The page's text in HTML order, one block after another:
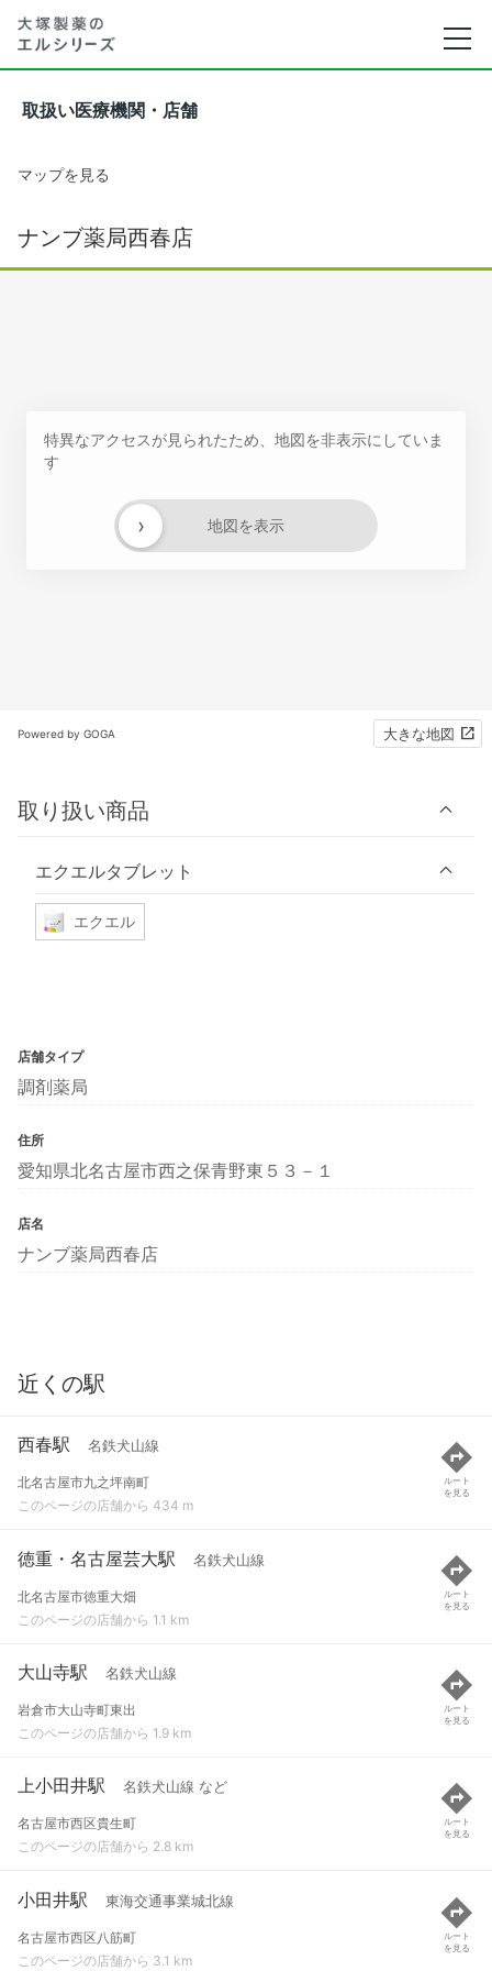
取扱い医療機関・店舗
マップを見る
ナンブ薬局西春店
特異なアクセスが見られたため、地図を非表示にしていま
す
地図を表示
›
Powered by GOGA 大きな地図
取り扱い商品
エクエルタブレット
エクエル
店舗タイプ
調剤薬局
住所
愛知県北名古屋市西之保青野東５３－１
店名
ナンブ薬局西春店
近くの駅
西春駅 名鉄犬山線
北名古屋市九之坪南町
このページの店舗から 434 m
ルート
を見る
徳重・名古屋芸大駅 名鉄犬山線
北名古屋市徳重大畑
このページの店舗から 1.1 km
ルート
を見る
大山寺駅 名鉄犬山線
岩倉市大山寺町東出
このページの店舗から 1.9 km
ルート
を見る
上小田井駅 名鉄犬山線 など
名古屋市西区貴生町
このページの店舗から 2.8 km
ルート
を見る
小田井駅 東海交通事業城北線
名古屋市西区八筋町
このページの店舗から 3.1 km
ルート
を見る